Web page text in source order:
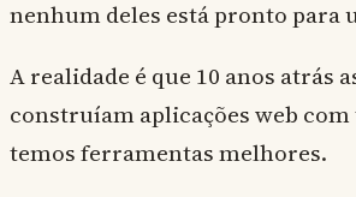
nenhum deles está pronto para
A realidade é que 10 anos atrás
construíam aplicações web com
temos ferramentas melhores.